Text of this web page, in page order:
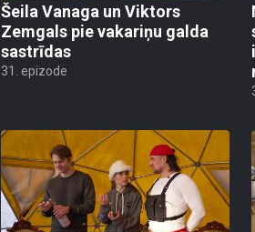
Šeila Vanaga un Viktors
Zemgals pie vakariņu galda
sastrīdas
31. epizode